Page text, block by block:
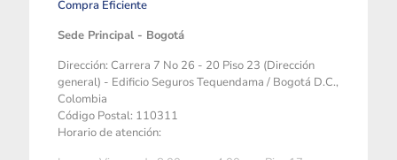
Compra Eficiente
Sede Principal - Bogotá
Dirección: Carrera 7 No 26 - 20 Piso 23 (Dirección
general) - Edificio Seguros Tequendama / Bogotá D.C.,
Colombia
Código Postal: 110311
Horario de atención: